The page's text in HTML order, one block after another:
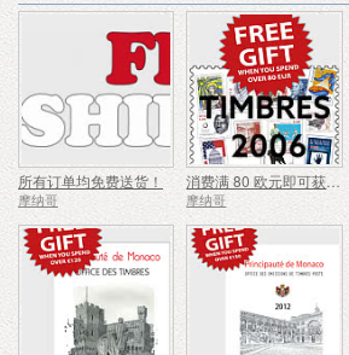
所有订单均免费送货！
摩纳哥
消费满 80 欧元即可获赠精美礼品 - 夏季特惠
摩纳哥